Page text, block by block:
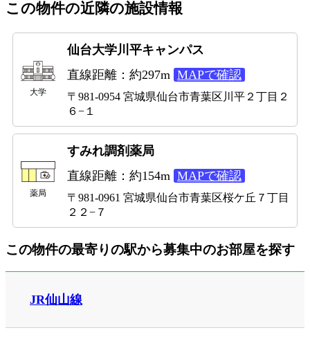
この物件の近隣の施設情報
大学
仙台大学川平キャンパス
直線距離：約297m MAPで確認
〒981-0954 宮城県仙台市青葉区川平２丁目２
６−１
薬局
すみれ調剤薬局
直線距離：約154m MAPで確認
〒981-0961 宮城県仙台市青葉区桜ケ丘７丁目
２２−７
この物件の最寄りの駅から募集中のお部屋を探す
JR仙山線